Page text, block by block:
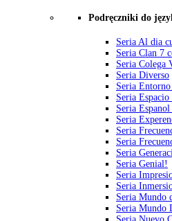
Podręczniki do
Seria Al dia
Seria Clan 7
Seria Colega
Seria Diverso
Seria
Seria Espacio
Seria Espanol
Seria
Seria
Seria
Seria
Seria Genial!
Seria
Seria
Seria Mundo
Seria Mundo